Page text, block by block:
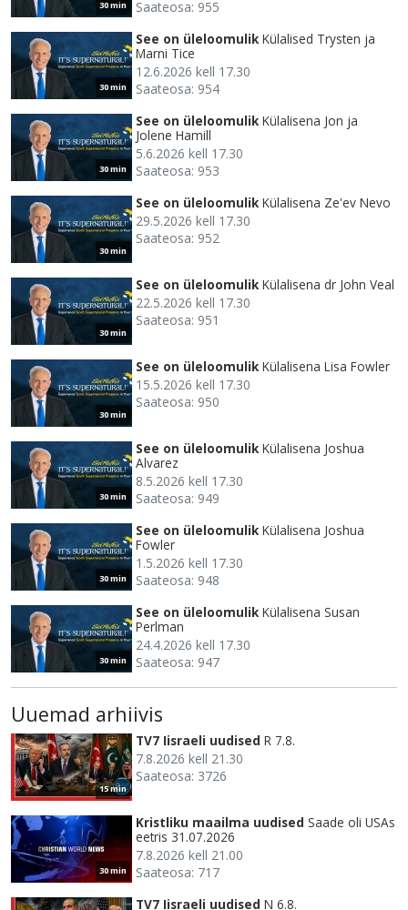
30 min
Saateosa: 955
30 min
See on üleloomulik Külalised Trysten ja
Marni Tice
12.6.2026 kell 17.30
Saateosa: 954
30 min
See on üleloomulik Külalisena Jon ja
Jolene Hamill
5.6.2026 kell 17.30
Saateosa: 953
30 min
See on üleloomulik Külalisena Ze'ev Nevo
29.5.2026 kell 17.30
Saateosa: 952
30 min
See on üleloomulik Külalisena dr John Veal
22.5.2026 kell 17.30
Saateosa: 951
30 min
See on üleloomulik Külalisena Lisa Fowler
15.5.2026 kell 17.30
Saateosa: 950
30 min
See on üleloomulik Külalisena Joshua
Alvarez
8.5.2026 kell 17.30
Saateosa: 949
30 min
See on üleloomulik Külalisena Joshua
Fowler
1.5.2026 kell 17.30
Saateosa: 948
30 min
See on üleloomulik Külalisena Susan
Perlman
24.4.2026 kell 17.30
Saateosa: 947
Uuemad arhiivis
15 min
TV7 Iisraeli uudised R 7.8.
7.8.2026 kell 21.30
Saateosa: 3726
30 min
Kristliku maailma uudised Saade oli USAs
eetris 31.07.2026
7.8.2026 kell 21.00
Saateosa: 717
TV7 Iisraeli uudised N 6.8.